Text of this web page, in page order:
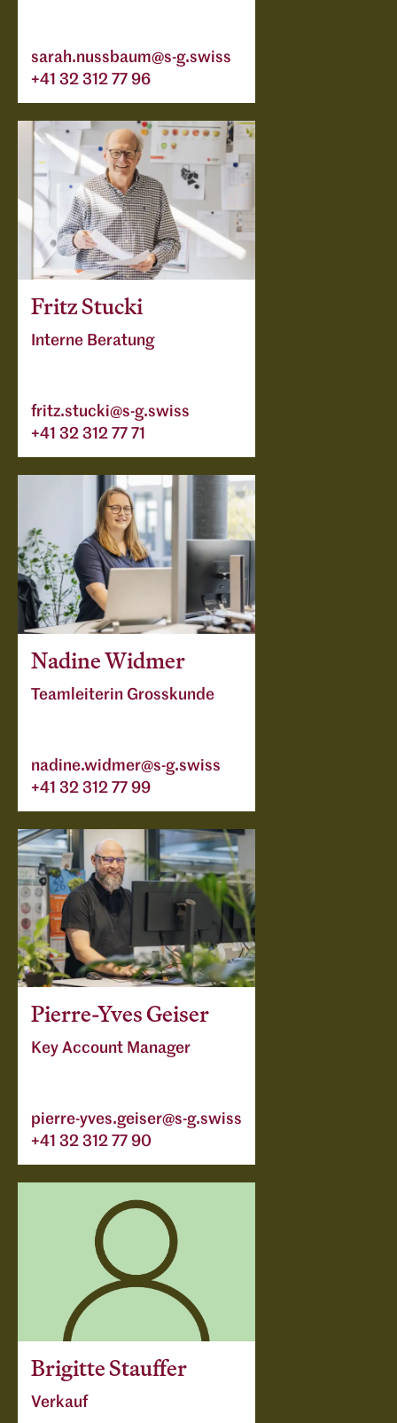
sarah.nussbaum@s-g.swiss
+41 32 312 77 96
Fritz Stucki
Interne Beratung
fritz.stucki@s-g.swiss
+41 32 312 77 71
Nadine Widmer
Teamleiterin Grosskunde
nadine.widmer@s-g.swiss
+41 32 312 77 99
Pierre-Yves Geiser
Key Account Manager
pierre-yves.geiser@s-g.swiss
+41 32 312 77 90
Brigitte Stauffer
Verkauf